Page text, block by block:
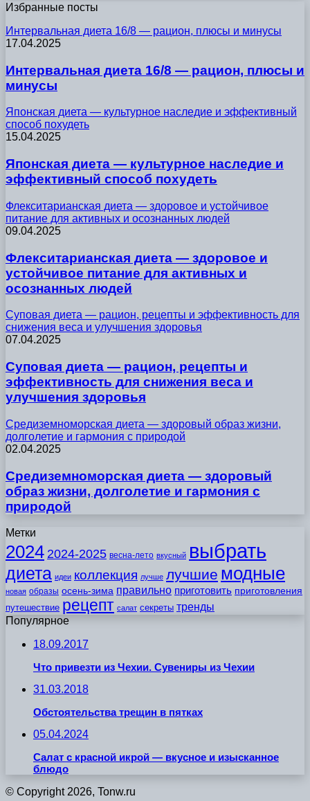
Избранные посты
Интервальная диета 16/8 — рацион, плюсы и минусы
17.04.2025
Интервальная диета 16/8 — рацион, плюсы и
минусы
Японская диета — культурное наследие и эффективный
способ похудеть
15.04.2025
Японская диета — культурное наследие и
эффективный способ похудеть
Флекситарианская диета — здоровое и устойчивое
питание для активных и осознанных людей
09.04.2025
Флекситарианская диета — здоровое и
устойчивое питание для активных и
осознанных людей
Суповая диета — рацион, рецепты и эффективность для
снижения веса и улучшения здоровья
07.04.2025
Суповая диета — рацион, рецепты и
эффективность для снижения веса и
улучшения здоровья
Средиземноморская диета — здоровый образ жизни,
долголетие и гармония с природой
02.04.2025
Средиземноморская диета — здоровый
образ жизни, долголетие и гармония с
природой
Метки
2024 2024-2025 весна-лето вкусный выбрать
диета идеи коллекция лучше лучшие модные
новая образы осень-зима правильно приготовить приготовления
путешествие рецепт салат секреты тренды
Популярное
18.09.2017
Что привезти из Чехии. Сувениры из Чехии
31.03.2018
Обстоятельства трещин в пятках
05.04.2024
Салат с красной икрой — вкусное и изысканное
блюдо
© Copyright 2026, Tonw.ru